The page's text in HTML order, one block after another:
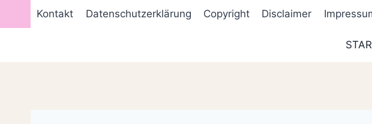
Kontakt Datenschutzerklärung Copyright Disclaimer